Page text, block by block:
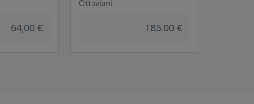
64,00 €
Ottaviani
185,00 €